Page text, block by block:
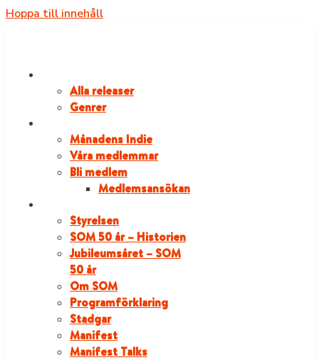
Hoppa till innehåll
Alla releaser
Genrer
Månadens Indie
Våra medlemmar
Bli medlem
Medlemsansökan
Styrelsen
SOM 50 år – Historien
Jubileumsåret – SOM
50 år
Om SOM
Programförklaring
Stadgar
Manifest
Manifest Talks